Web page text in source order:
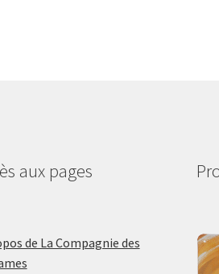
aux pages
de La Compagnie des